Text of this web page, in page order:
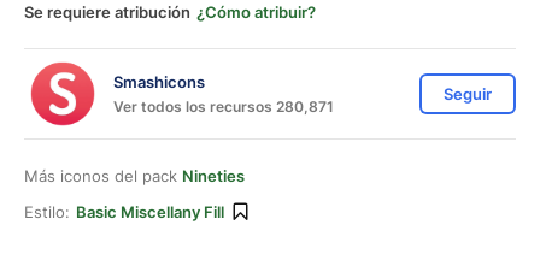
Se requiere atribución ¿Cómo atribuir?
Smashicons
Ver todos los recursos 280,871
Seguir
Más iconos del pack Nineties
Estilo: Basic Miscellany Fill